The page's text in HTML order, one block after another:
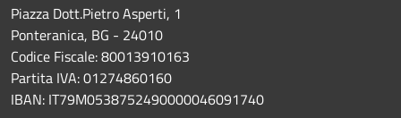
Piazza Dott.Pietro Asperti, 1
Ponteranica, BG - 24010
Codice Fiscale: 80013910163
Partita IVA: 01274860160
IBAN: IT79M0538752490000046091740